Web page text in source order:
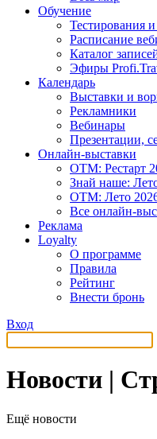
Обучение
Тестирования
Расписание
Каталог
Эфиры
Календарь
Выставки и
Рекламники
Вебинары
Презентации,
Онлайн-выставки
OTM: Рестарт
Знай наше:
OTM: Лето
Все онлайн-
Реклама
Loyalty
О программе
Правила
Рейтинг
Внести бронь
Вход
Новости |
Ещё новости